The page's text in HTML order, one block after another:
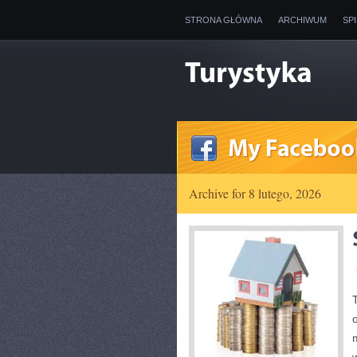
STRONA GŁÓWNA ARCHIWUM
Archive for 8 lutego, 2026